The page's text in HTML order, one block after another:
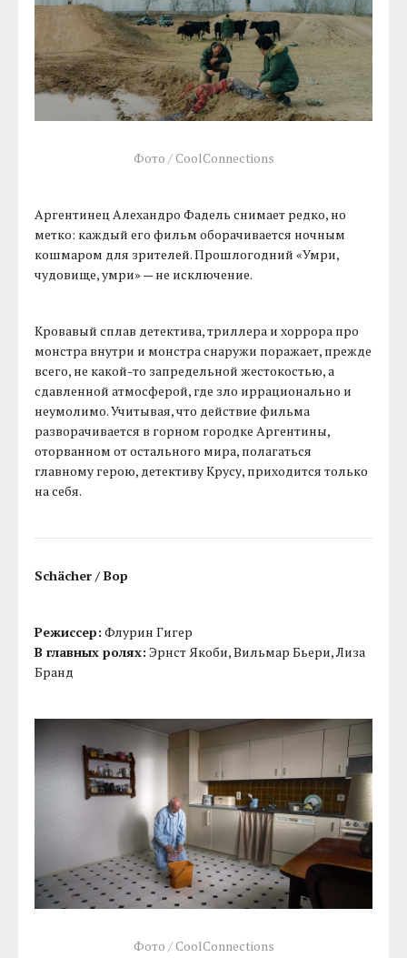
Фото / CoolConnections
Аргентинец Алехандро Фадель снимает редко, но
метко: каждый его фильм оборачивается ночным
кошмаром для зрителей. Прошлогодний «Умри,
чудовище, умри» — не исключение.
Кровавый сплав детектива, триллера и хоррора про
монстра внутри и монстра снаружи поражает, прежде
всего, не какой-то запредельной жестокостью, а
сдавленной атмосферой, где зло иррационально и
неумолимо. Учитывая, что действие фильма
разворачивается в горном городке Аргентины,
оторванном от остального мира, полагаться
главному герою, детективу Крусу, приходится только
на себя.
Schächer / Вор
Режиссер: Флурин Гигер
В главных ролях: Эрнст Якоби, Вильмар Бьери, Лиза
Бранд
Фото / CoolConnections